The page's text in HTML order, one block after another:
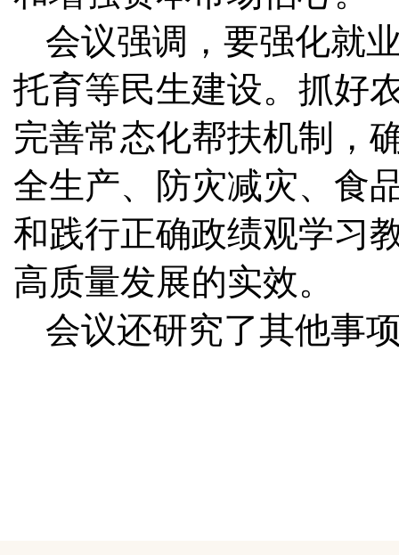
会议强调，要强化就
托育等民生建设。抓好
完善常态化帮扶机制，
全生产、防灾减灾、食
和践行正确政绩观学习
高质量发展的实效。
会议还研究了其他事